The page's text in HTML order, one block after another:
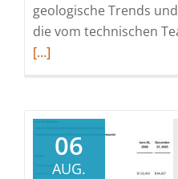
geologische Trends
die vom technischen
[…]
06
AUG.